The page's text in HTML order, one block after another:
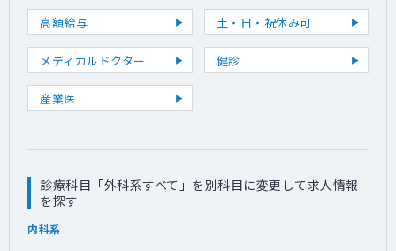
ド，公正競争規約，個人情報，データ収集/保
管など），関連SOP を理解し，遵守する。
・社員の自覚を持ち、社会規範、社内行動規
範に則って行動する。
高額給与
土・日・祝休み可
メディカルドクター 健診
産業医
診療科目「外科系すべて」を別科目に変更して求人情報
を探す
内科系